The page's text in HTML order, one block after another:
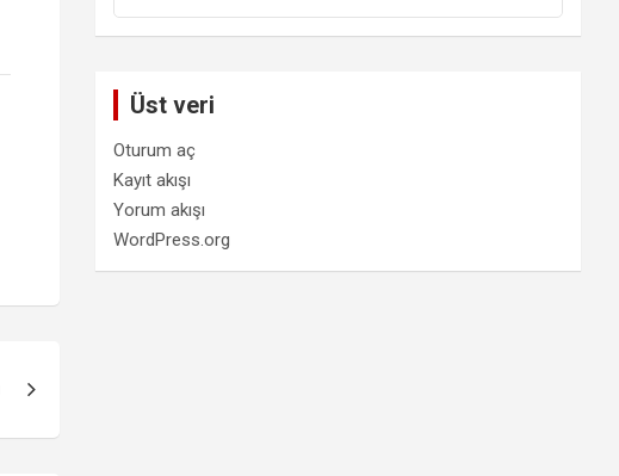
Üst veri
Oturum aç
Kayıt akışı
Yorum akışı
WordPress.org